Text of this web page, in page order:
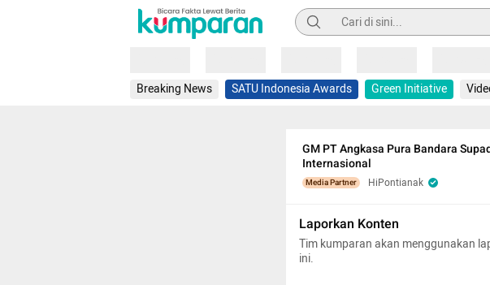
Pencarian
Breaking News SATU Indonesia Awards Green Initiative
GM PT Angkasa Pura Bandara
Internasional
Media Partner HiPontianak
Laporkan Konten
Tim kumparan akan menggunakan
ini.